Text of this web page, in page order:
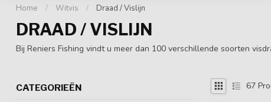
Home / Witvis / Draad / Vislijn
DRAAD / VISLIJN
Bij Reniers Fishing vindt u meer dan 100 verschillende soorten
CATEGORIEËN 67